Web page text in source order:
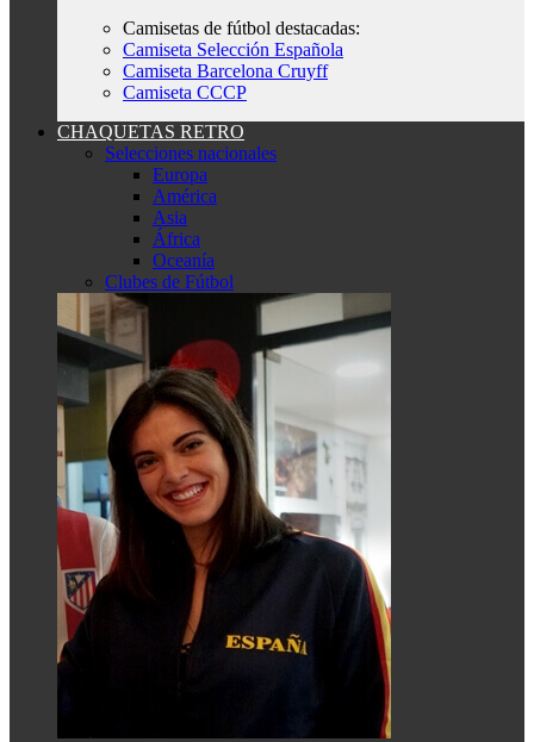
Camisetas de fútbol destacadas:
Camiseta Selección Española
Camiseta Barcelona Cruyff
Camiseta CCCP
CHAQUETAS RETRO
Selecciones nacionales
Europa
América
Asia
África
Oceanía
Clubes de Fútbol